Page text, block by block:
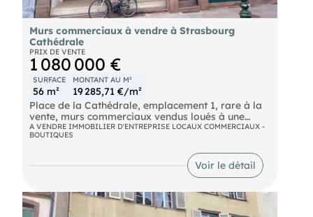
Murs commerciaux à vendre à Strasbourg
Cathédrale
PRIX DE VENTE
1 080 000 €
SURFACE
56 m²
MONTANT AU M²
19 285,71 €/m²
Place de la Cathédrale, emplacement 1, rare à la
vente, murs commerciaux vendus loués à une
enseigne de salon de thé et petite restauration,
surface 56 m² + cave, bail commercial neuf de 9
ans rapportant un loyer annuel HT de 54 000 € an,
taxe foncière à la charge du locataire.
Nousconsulter pour tout renseignement
A VENDRE IMMOBILIER D'ENTREPRISE LOCAUX COMMERCIAUX -
BOUTIQUES
Voir le détail